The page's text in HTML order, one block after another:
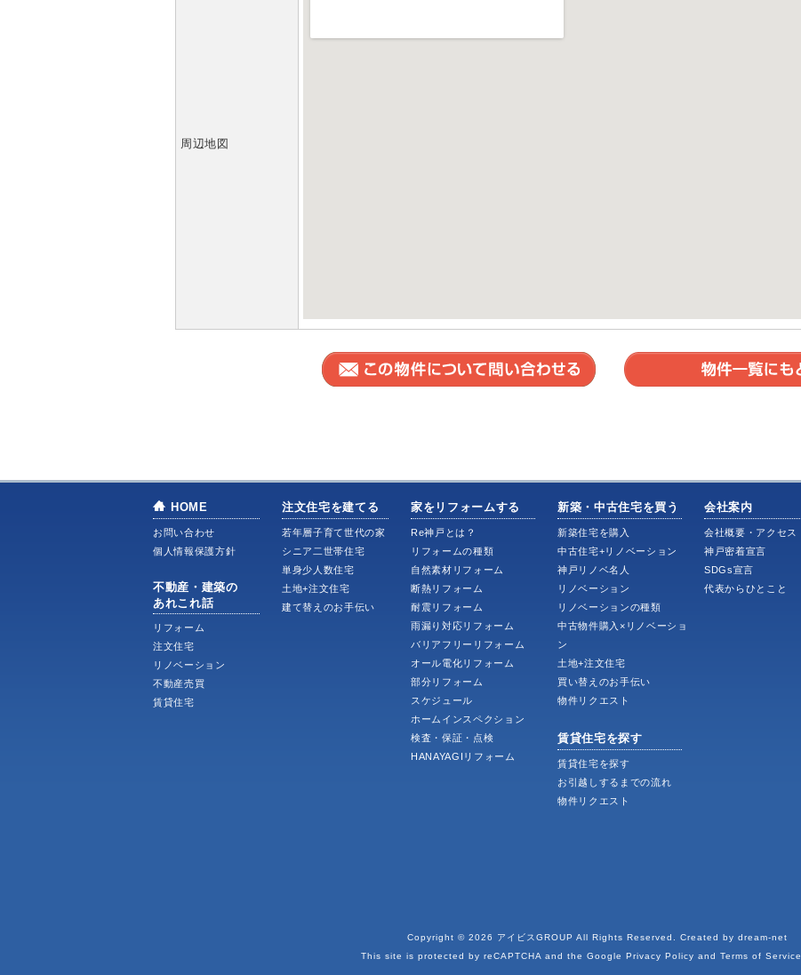
周辺地図
HOME
お問い合わせ
個人情報保護方針
不動産・建築の
あれこれ話
リフォーム
注文住宅
リノベーション
不動産売買
賃貸住宅
注文住宅を建てる
若年層子育て世代の家
シニア二世帯住宅
単身少人数住宅
土地+注文住宅
建て替えのお手伝い
家をリフォームする
Re神戸とは？
リフォームの種類
自然素材リフォーム
断熱リフォーム
耐震リフォーム
雨漏り対応リフォーム
バリアフリーリフォーム
オール電化リフォーム
部分リフォーム
スケジュール
ホームインスペクション
検査・保証・点検
HANAYAGIリフォーム
新築・中古住宅を買う
新築住宅を購入
中古住宅+リノベーション
神戸リノベ名人
リノベーション
リノベーションの種類
中古物件購入×リノベーショ
ン
土地+注文住宅
買い替えのお手伝い
物件リクエスト
賃貸住宅を探す
賃貸住宅を探す
お引越しするまでの流れ
物件リクエスト
会社案内
会社概要・アクセス
神戸密着宣言
SDGs宣言
代表からひとこと
Copyright © 2026 アイビスGROUP All Rights Reserved. Created by dream-net
This site is protected by reCAPTCHA and the Google Privacy Policy and Terms of Service